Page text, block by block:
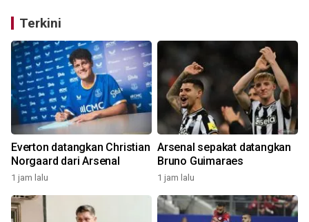
Terkini
Everton datangkan Christian
Norgaard dari Arsenal
1 jam lalu
Arsenal sepakat datangkan
Bruno Guimaraes
1 jam lalu